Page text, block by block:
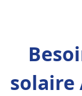
solaire